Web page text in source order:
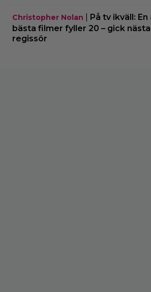
Christopher Nolan
På tv ikväll:
bästa filmer fyller 20 – gick
regissör